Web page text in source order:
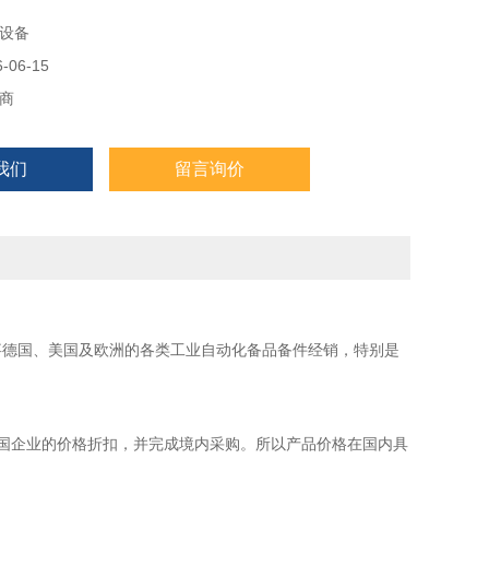
、售中、售后服务，所以赢得了广大客户和工控同行的广
备
06-15
们 留言询价
国、美国及欧洲的各类工业自动化备品备件经销，特别是
的价格折扣，并完成境内采购。所以产品价格在国内具